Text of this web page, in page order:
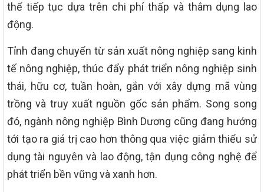
thể tiếp tục dựa trên chi phí thấp và thâm dụng lao
động.
Tỉnh đang chuyển từ sản xuất nông nghiệp sang kinh
tế nông nghiệp, thúc đẩy phát triển nông nghiệp sinh
thái, hữu cơ, tuần hoàn, gắn với xây dựng mã vùng
trồng và truy xuất nguồn gốc sản phẩm. Song song
đó, ngành nông nghiệp Bình Dương cũng đang hướng
tới tạo ra giá trị cao hơn thông qua việc giảm thiểu sử
dụng tài nguyên và lao động, tận dụng công nghệ để
phát triển bền vững và xanh hơn.